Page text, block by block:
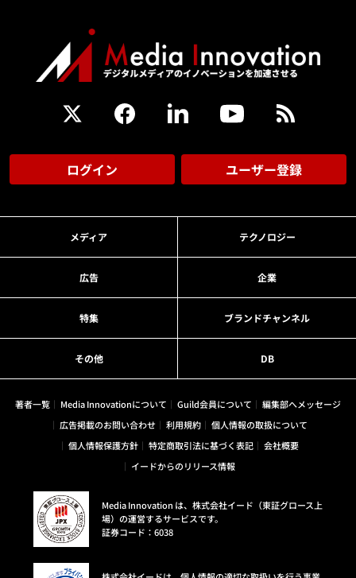
ログイン ユーザー登録
メディア テクノロジー
広告 企業
特集 ブランドチャンネル
その他 DB
著者一覧 Media Innovationについて Guild会員について
編集部へメッセージ
広告掲載のお問い合わせ
利用規約
個人情報の取扱について
個人情報保護方針
特定商取引法に基づく表記
会社概要
イードからのリリース情報
Media Innovation は、株式会社イード（東証グロース上
場）の運営するサービスです。
証券コード：6038